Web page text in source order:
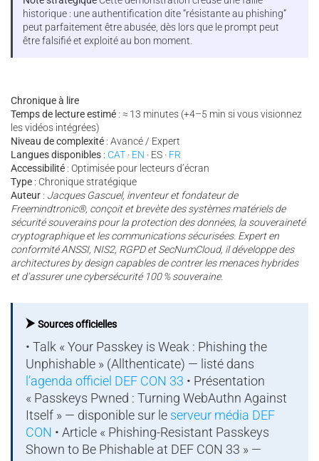
historique : une authentification dite “résistante au phishing”
peut parfaitement être abusée, dès lors que le prompt peut
être falsifié et exploité au bon moment.
Chronique à lire
Temps de lecture estimé : ≈ 13 minutes (+4–5 min si vous visionnez
les vidéos intégrées)
Niveau de complexité : Avancé / Expert
Langues disponibles : CAT · EN · ES · FR
Accessibilité : Optimisée pour lecteurs d’écran
Type : Chronique stratégique
Auteur : Jacques Gascuel, inventeur et fondateur de
Freemindtronic®, conçoit et brevète des systèmes matériels de
sécurité souverains pour la protection des données, la souveraineté
cryptographique et les communications sécurisées. Expert en
conformité ANSSI, NIS2, RGPD et SecNumCloud, il développe des
architectures by design capables de contrer les menaces hybrides
et d’assurer une cybersécurité 100 % souveraine.
⮞ Sources officielles
• Talk « Your Passkey is Weak : Phishing the
Unphishable » (Allthenticate) — listé dans
l’agenda officiel DEF CON 33 • Présentation
« Passkeys Pwned : Turning WebAuthn Against
Itself » — disponible sur le serveur média DEF
CON • Article « Phishing-Resistant Passkeys
Shown to Be Phishable at DEF CON 33 » —